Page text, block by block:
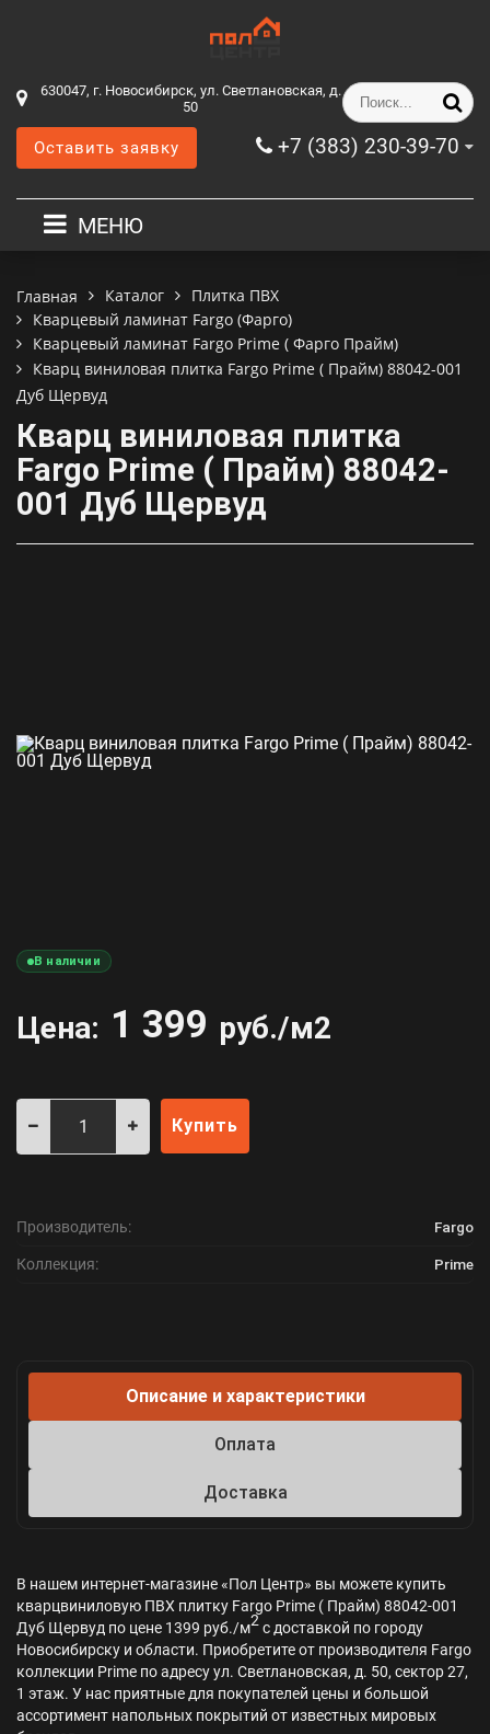
630047, г. Новосибирск, ул. Светлановская, д.
50
+7 (383) 230-39-70
Оставить заявку
МЕНЮ
Главная Каталог
Плитка ПВХ
Кварцевый ламинат Fargo (Фарго)
Кварцевый ламинат Fargo Prime ( Фарго Прайм)
Кварц виниловая плитка Fargo Prime ( Прайм) 88042-001
Дуб Щервуд
Кварц виниловая плитка
Fargo Prime ( Прайм) 88042-
001 Дуб Щервуд
В наличии
Цена: 1 399 руб./м2
Купить
Производитель: Fargo
Коллекция: Prime
Описание и характеристики
Оплата
Доставка
В нашем интернет-магазине «Пол Центр» вы можете купить
кварцвиниловую ПВХ плитку Fargo Prime ( Прайм) 88042-001
Дуб Щервуд по цене 1399 руб./м2с доставкой по городу
Новосибирску и области. Приобретите от производителя Fargo
коллекции Prime по адресу ул. Светлановская, д. 50, сектор 27,
1 этаж. У нас приятные для покупателей цены и большой
ассортимент напольных покрытий от известных мировых